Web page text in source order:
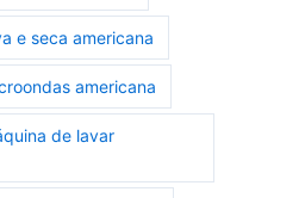
e seca americana
americana
de lavar